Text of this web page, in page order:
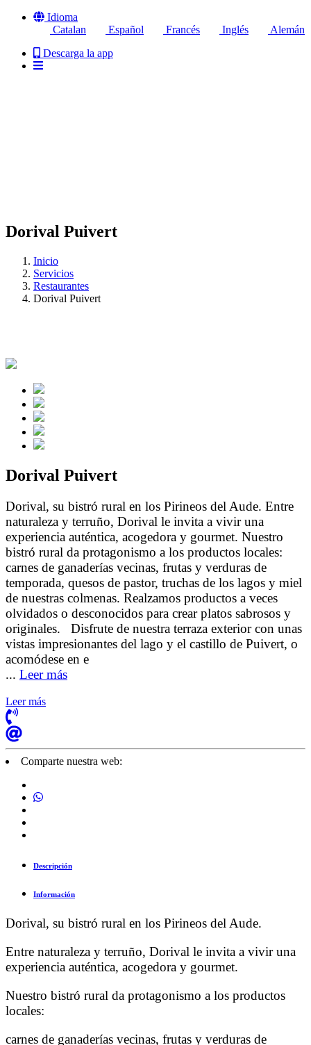
Idioma
Catalan
Español Francés Inglés
Alemán
Descarga la app
Dorival Puivert
Inicio
Servicios
Restaurantes
Dorival Puivert
Dorival Puivert
Dorival, su bistró rural en los Pirineos del Aude. Entre
naturaleza y terruño, Dorival le invita a vivir una
experiencia auténtica, acogedora y gourmet. Nuestro
bistró rural da protagonismo a los productos locales:
carnes de ganaderías vecinas, frutas y verduras de
temporada, quesos de pastor, truchas de los lagos y miel
de nuestras colmenas. Realzamos productos a veces
olvidados o desconocidos para crear platos sabrosos y
originales. Disfrute de nuestra terraza exterior con unas
vistas impresionantes del lago y el castillo de Puivert, o
acomódese en e
... Leer más
Leer más
Comparte nuestra web:
Descripción
Información
Dorival, su bistró rural en los Pirineos del Aude.
Entre naturaleza y terruño, Dorival le invita a vivir una
experiencia auténtica, acogedora y gourmet.
Nuestro bistró rural da protagonismo a los productos
locales:
carnes de ganaderías vecinas, frutas y verduras de